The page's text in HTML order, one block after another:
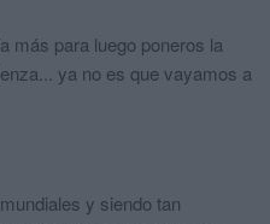
más para luego poneros la
ya no es que vayamos a
y siendo tan